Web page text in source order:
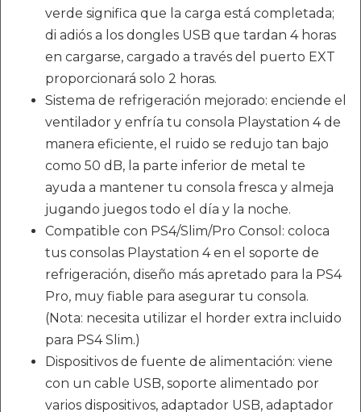
verde significa que la carga está completada;
di adiós a los dongles USB que tardan 4 horas
en cargarse, cargado a través del puerto EXT
proporcionará solo 2 horas.
Sistema de refrigeración mejorado: enciende el
ventilador y enfría tu consola Playstation 4 de
manera eficiente, el ruido se redujo tan bajo
como 50 dB, la parte inferior de metal te
ayuda a mantener tu consola fresca y almeja
jugando juegos todo el día y la noche.
Compatible con PS4/Slim/Pro Consol: coloca
tus consolas Playstation 4 en el soporte de
refrigeración, diseño más apretado para la PS4
Pro, muy fiable para asegurar tu consola.
(Nota: necesita utilizar el horder extra incluido
para PS4 Slim.)
Dispositivos de fuente de alimentación: viene
con un cable USB, soporte alimentado por
varios dispositivos, adaptador USB, adaptador